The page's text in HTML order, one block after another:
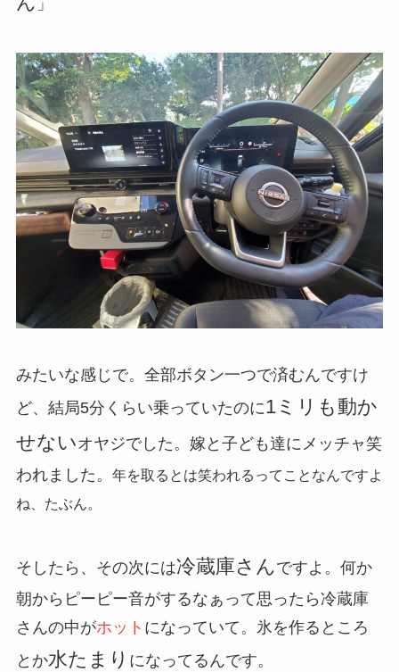
みたいな感じで。全部ボタン一つで済むんですけ
ど、結局5分くらい乗っていたのに1ミリも動か
せないオヤジでした。嫁と子ども達にメッチャ笑
われました。 年を取るとは笑われるってことなんですよ
ね、たぶん。
そしたら、その次には冷蔵庫さんですよ。何か
朝からピーピー音がするなぁって思ったら冷蔵庫
さんの中がホット になっていて。氷を作るところ
とか水たまり になってるんです。